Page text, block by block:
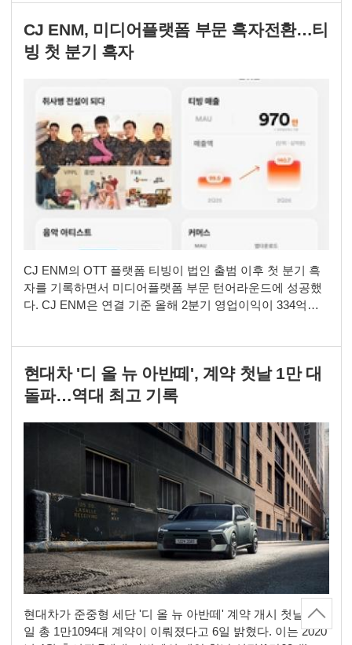
부터 개최하고 있다. 지난 달 '바하(Baja)' 부문에 이어 '포뮬
러(Formul
CJ ENM, 미디어플랫폼 부문 흑자전환…티
빙 첫 분기 흑자
CJ ENM의 OTT 플랫폼 티빙이 법인 출범 이후 첫 분기 흑
자를 기록하면서 미디어플랫폼 부문 턴어라운드에 성공했
다. CJ ENM은 연결 기준 올해 2분기 영업이익이 334억원
미디어플랫폼 부문은 매출이 전년 동기 대비 19.0% 증가한
3800억원, 영업이
현대차 '디 올 뉴 아반떼', 계약 첫날 1만 대
돌파…역대 최고 기록
현대차가 준중형 세단 '디 올 뉴 아반떼' 계약 개시 첫날인 5
일 총 1만1094대 계약이 이뤄졌다고 6일 밝혔다. 이는 2020